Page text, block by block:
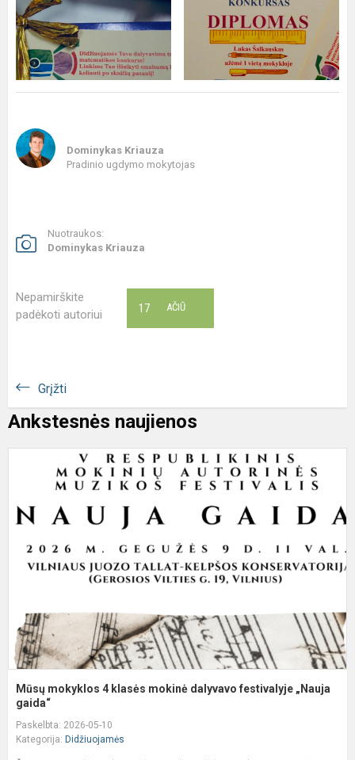
Dominykas Kriauza
Pradinio ugdymo mokytojas
Nuotraukos:
Dominykas Kriauza
Nepamirškite
padėkoti autoriui
AČIŪ
17
Grįžti
Ankstesnės naujienos
Mūsų mokyklos 4 klasės mokinė dalyvavo festivalyje „Nauja
gaida“
Paskelbta: 2026-05-10
Kategorija: Didžiuojamės